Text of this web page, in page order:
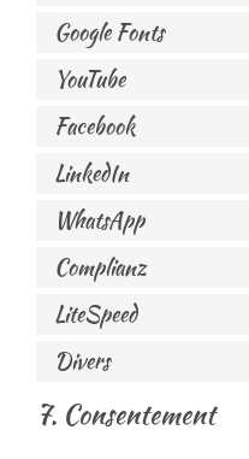
Google Fonts
YouTube
Facebook
LinkedIn
WhatsApp
Complianz
LiteSpeed
Divers
7. Consentement